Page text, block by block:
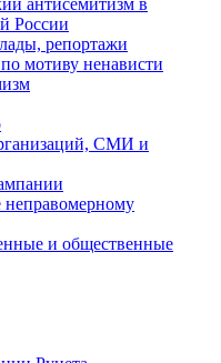
антисемитизм в
России
репортажи
мотиву ненависти
СМИ и
неправомерному
и общественные